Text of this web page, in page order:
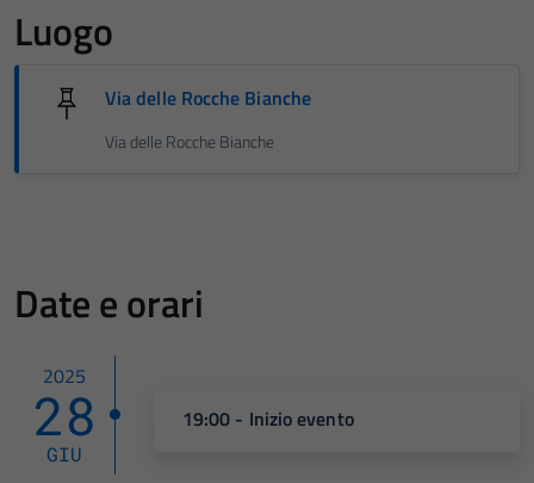
Luogo
Via delle Rocche Bianche
Via delle Rocche Bianche
Date e orari
2025
28
GIU
19:00 - Inizio evento